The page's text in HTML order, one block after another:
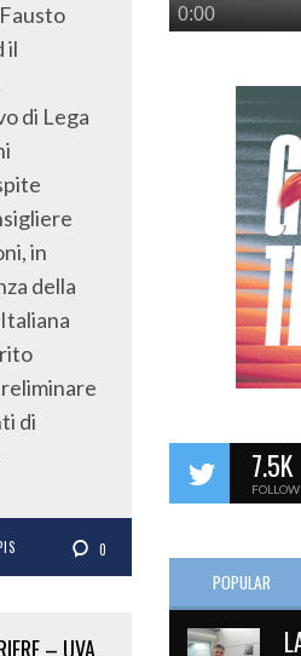
il
di Lega
in
della
di
0
– UVA
7.5K
POPULAR